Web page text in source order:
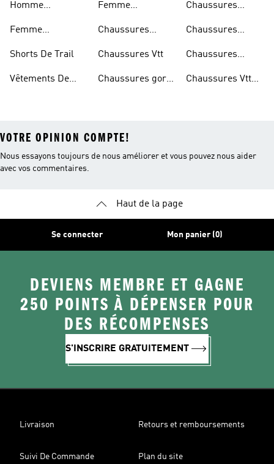
Imperméables
Homme
Trail
Femme
Trail
Shorts De Trail
Vêtements De
Randonnée
Femme
Randonnée
Chaussures
Chaussures Vtt
Chaussures gore-
Chaussures
Chaussures
Chaussures
Randonnée
Chaussures Vtt
VOTRE OPINION COMPTE!
Nous essayons toujours de nous améliorer et vous pouvez nous aider
avec vos commentaires.
Haut de la page
Se connecter Mon panier (0)
DEVIENS MEMBRE ET GAGNE
250 POINTS À DÉPENSER POUR
DES RÉCOMPENSES
S'INSCRIRE GRATUITEMENT
Livraison Retours et remboursements
Suivi De Commande Plan du site